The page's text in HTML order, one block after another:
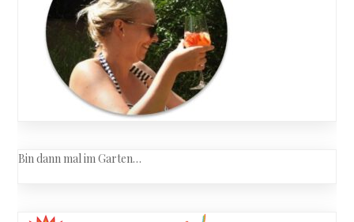
Bin dann mal im Garten…